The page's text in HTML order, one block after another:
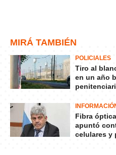
MIRÁ TAMBIÉN
POLICIALES
Tiro al
en un año
Fibra
apuntó
celulares y